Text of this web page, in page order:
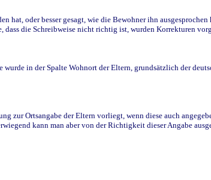
oder besser gesagt, wie die Bewohner ihn ausgesprochen
die Schreibweise nicht richtig ist, wurden Korrekturen
in der Spalte Wohnort der Eltern, grundsätzlich der
zur Ortsangabe der Eltern vorliegt, wenn diese auch
kann man aber von der Richtigkeit dieser Angabe